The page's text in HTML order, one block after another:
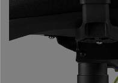
une utilisation professionnelle
sélectionnés. D’une part, il
un poids jusqu’à 120 kg
,
moment. D’autre part, son